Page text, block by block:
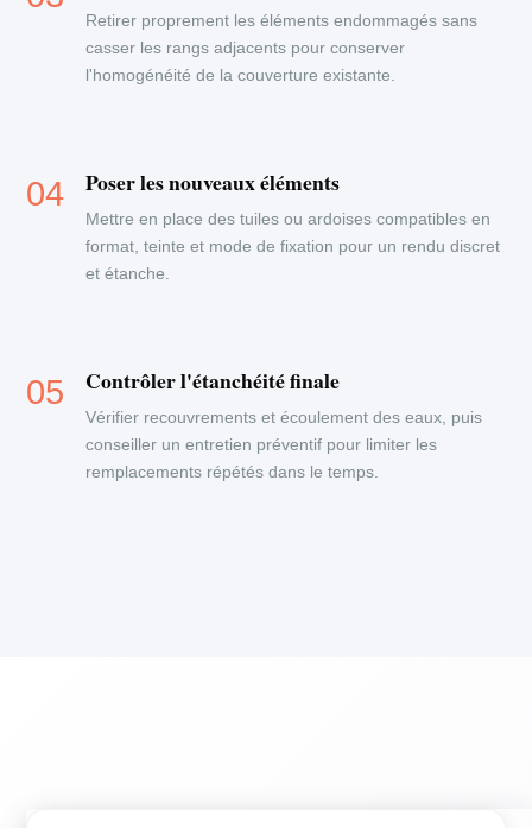
Retirer proprement les éléments endommagés sans
casser les rangs adjacents pour conserver
l'homogénéité de la couverture existante.
Poser les nouveaux éléments
Mettre en place des tuiles ou ardoises compatibles en
format, teinte et mode de fixation pour un rendu discret
et étanche.
Contrôler l'étanchéité finale
Vérifier recouvrements et écoulement des eaux, puis
conseiller un entretien préventif pour limiter les
remplacements répétés dans le temps.